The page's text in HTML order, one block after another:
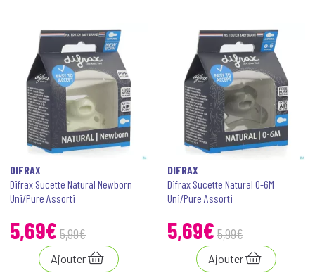
DIFRAX
Difrax Sucette Natural Newborn
Uni/Pure Assorti
5,69€ 5,99€
Ajouter
DIFRAX
Difrax Sucette Natural 0-6M
Uni/Pure Assorti
5,69€ 5,99€
Ajouter